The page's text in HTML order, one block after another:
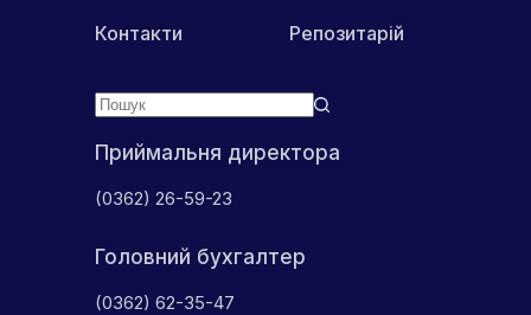
Приймальня директора
(0362) 26-59-23
Головний бухгалтер
(0362) 62-35-47
Контакти
Репозитарій